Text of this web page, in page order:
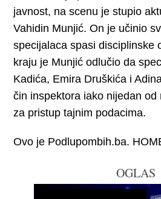
javnost, na scenu je stupio
Vahidin Munjić. On je učinio
specijalaca spasi disciplinske
kraju je Munjić odlučio da
Kadića, Emira Druškića i
čin inspektora iako nijedan od
za pristup tajnim podacima.
Ovo je Podlupombih.ba.
OGLAS